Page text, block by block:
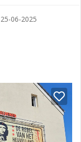
25-06-2025